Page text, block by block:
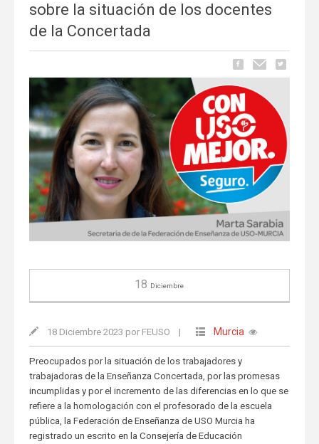
sobre la situación de los docentes
de la Concertada
18 Diciembre
18 Diciembre 2023 por FEUSO | Murcia
Preocupados por la situación de los trabajadores y
trabajadoras de la Enseñanza Concertada, por las promesas
incumplidas y por el incremento de las diferencias en lo que se
refiere a la homologación con el profesorado de la escuela
pública, la Federación de Enseñanza de USO Murcia ha
registrado un escrito en la Consejería de Educación